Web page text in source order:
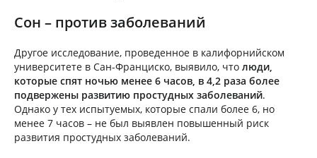
Сон – против заболеваний
Другое исследование, проведенное в калифорнийском
университете в Сан-Франциско, выявило, что люди,
которые спят ночью менее 6 часов, в 4,2 раза более
подвержены развитию простудных заболеваний.
Однако у тех испытуемых, которые спали более 6, но
менее 7 часов – не был выявлен повышенный риск
развития простудных заболеваний.